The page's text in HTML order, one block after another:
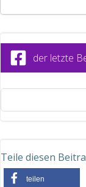
der letzte
Teile diesen
teilen